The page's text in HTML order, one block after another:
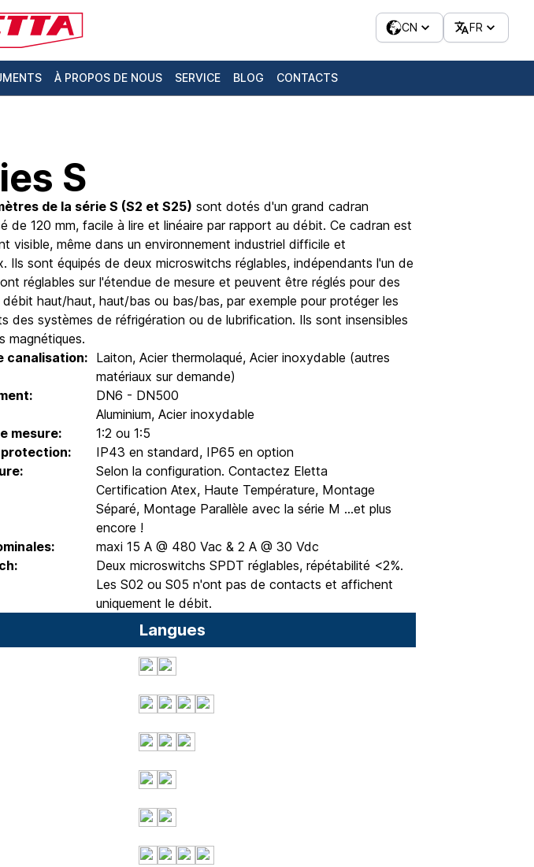
CN FR
À PROPOS DE NOUS SERVICE BLOG CONTACTS
S
de la série S (S2 et S25) sont dotés d'un grand cadran
de 120 mm, facile à lire et linéaire par rapport au débit. Ce cadran est
visible, même dans un environnement industriel difficile et
Ils sont équipés de deux microswitchs réglables, indépendants l'un de
réglables sur l'étendue de mesure et peuvent être réglés pour des
débit haut/haut, haut/bas ou bas/bas, par exemple pour protéger les
des systèmes de réfrigération ou de lubrification. Ils sont insensibles
magnétiques.
canalisation: Laiton, Acier thermolaqué, Acier inoxydable (autres
matériaux sur demande)
DN6 - DN500
Aluminium, Acier inoxydable
mesure:
1:2 ou 1:5
protection:
IP43 en standard, IP65 en option
Selon la configuration. Contactez Eletta
Certification Atex, Haute Température, Montage
Séparé, Montage Parallèle avec la série M ...et plus
encore !
maxi 15 A @ 480 Vac & 2 A @ 30 Vdc
Deux microswitchs SPDT réglables, répétabilité <2%.
Les S02 ou S05 n'ont pas de contacts et affichent
uniquement le débit.
Langues